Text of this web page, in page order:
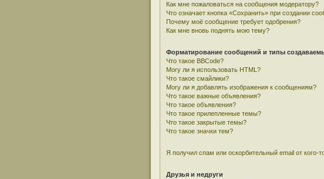
Как мне пожаловаться на сообщения модератору?
Что означает кнопка «Сохранить» при создании
Почему моё сообщение требует одобрения?
Как мне вновь поднять мою тему?
Форматирование сообщений и типы
Что такое BBCode?
Могу ли я использовать HTML?
Что такое смайлики?
Могу ли я добавлять изображения к сообщениям?
Что такое важные объявления?
Что такое объявления?
Что такое прилепленные темы?
Что такое закрытые темы?
Что такое значки тем?
Я получил спам или оскорбительный email от кого-
Друзья и недруги